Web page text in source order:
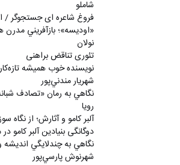
شاملو
فروغ شاعره ای جستجوگر /
«اوديسه»؛ بازآفريني مدرن
نولان
تئوری تناقض براهنی
نويسنده خوب هميشه
شهريار مندني‌پور
نگاهي به رمان «تصادف
رويا
آلبر کامو و آثارش؛ از نگاه
دوگانگی بنیادین آلبر کامو
نگاهي به چندلايگي انديشه
شهرنوش پارسي‌پور